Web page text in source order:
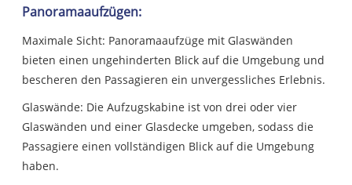
Panoramaaufzügen:
Maximale Sicht: Panoramaaufzüge mit Glaswänden
bieten einen ungehinderten Blick auf die Umgebung und
bescheren den Passagieren ein unvergessliches Erlebnis.
Glaswände: Die Aufzugskabine ist von drei oder vier
Glaswänden und einer Glasdecke umgeben, sodass die
Passagiere einen vollständigen Blick auf die Umgebung
haben.